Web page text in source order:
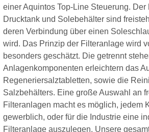
einer Aquintos Top-Line Steuerung. Der
Drucktank und Solebehälter sind
deren Verbindung über einen
wird. Das Prinzip der Filteranlage wird
besonders geschätzt. Die getrennt
Anlagenkomponenten erleichtern das
Regeneriersalztabletten, sowie die
Salzbehälters. Eine große Auswahl an
Filteranlagen macht es möglich, jedem
gewerblich, oder für die Industrie eine
Filteranlage auszulegen. Unsere